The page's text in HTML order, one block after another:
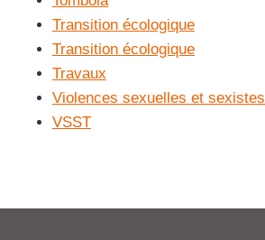
Transition écologique
Transition écologique
Travaux
Violences sexuelles et sexistes
VSST